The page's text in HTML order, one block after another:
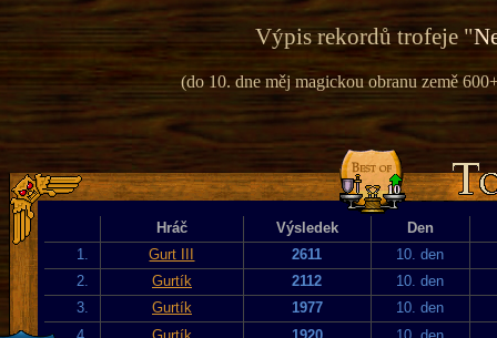
Výpis rekordů trofeje "
(do 10. dne měj magickou obranu země
Hráč Výsledek
Den
1.
Gurt III 2611
10. den
2.
Gurtík 2112
10. den
3.
Gurtík 1977
10. den